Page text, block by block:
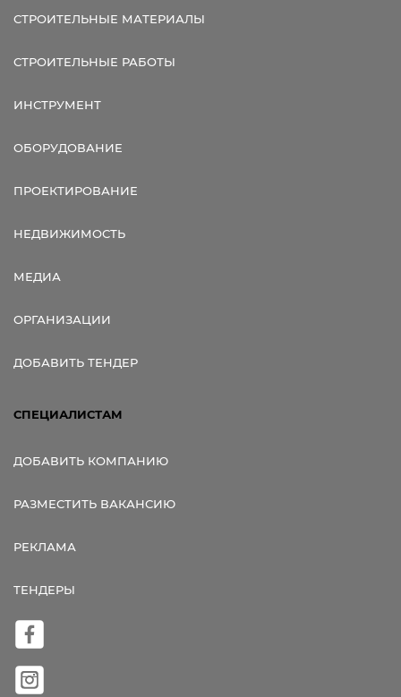
СТРОИТЕЛЬНЫЕ МАТЕРИАЛЫ
СТРОИТЕЛЬНЫЕ РАБОТЫ
ИНСТРУМЕНТ
ОБОРУДОВАНИЕ
ПРОЕКТИРОВАНИЕ
НЕДВИЖИМОСТЬ
МЕДИА
ОРГАНИЗАЦИИ
ДОБАВИТЬ ТЕНДЕР
СПЕЦИАЛИСТАМ
ДОБАВИТЬ КОМПАНИЮ
РАЗМЕСТИТЬ ВАКАНСИЮ
РЕКЛАМА
ТЕНДЕРЫ